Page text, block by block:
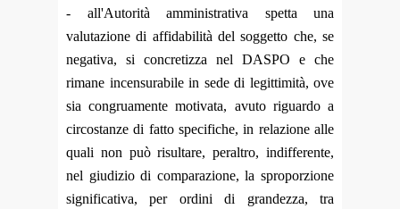
- all'Autorità amministrativa spetta una
valutazione di affidabilità del soggetto che, se
negativa, si concretizza nel DASPO e che
rimane incensurabile in sede di legittimità, ove
sia congruamente motivata, avuto riguardo a
circostanze di fatto specifiche, in relazione alle
quali non può risultare, peraltro, indifferente,
nel giudizio di comparazione, la sproporzione
significativa, per ordini di grandezza, tra